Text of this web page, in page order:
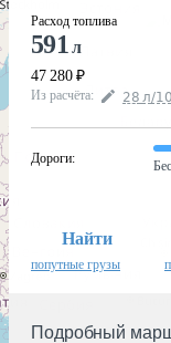
Расход топлива
591 л
47 280 ₽
Из расчёта: 28 л/
Дороги:
Найти
попутные грузы
Подробный